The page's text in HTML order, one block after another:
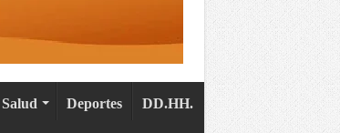
Salud Deportes DD.HH.